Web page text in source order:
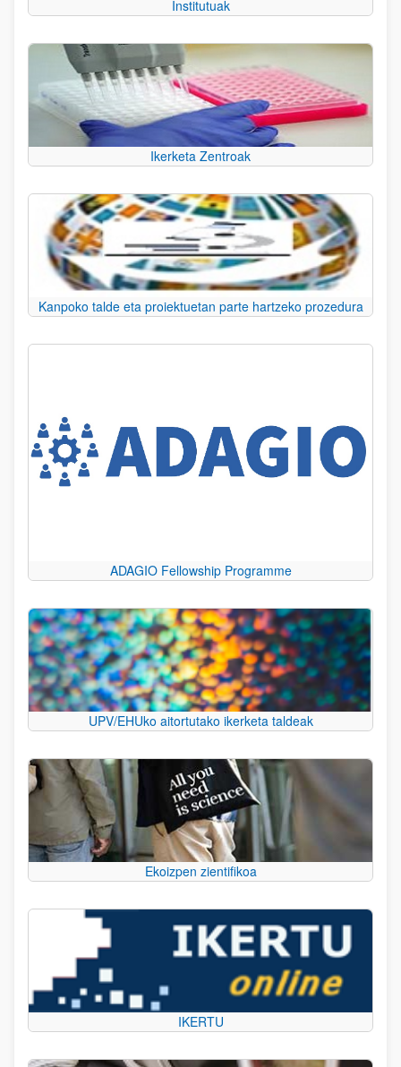
Institutuak
Ikerketa Zentroak
Kanpoko talde eta proiektuetan parte hartzeko prozedura
ADAGIO Fellowship Programme
UPV/EHUko aitortutako ikerketa taldeak
Ekoizpen zientifikoa
IKERTU